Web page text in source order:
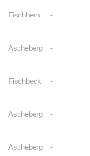
Fischbeck -
Ascheberg -
Fischbeck -
Ascheberg -
Ascheberg -